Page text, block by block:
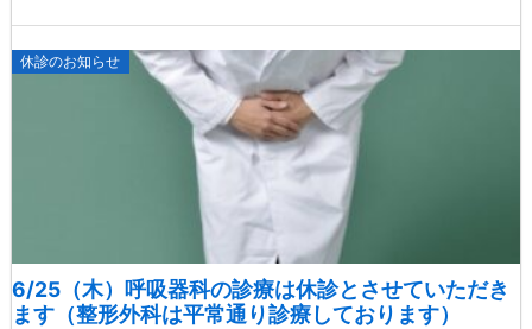
休診のお知らせ
6/25（木）呼吸器科の診療は休診とさせていただき
ます（整形外科は平常通り診療しております）
Posted